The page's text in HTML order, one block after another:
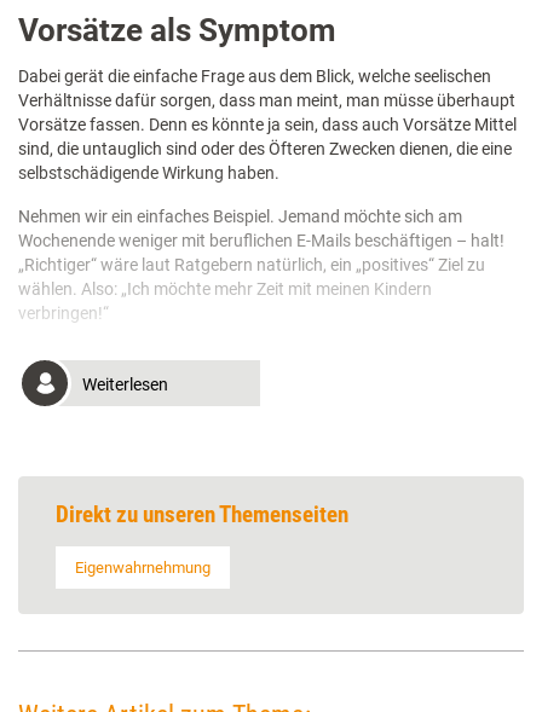
Vorsätze als Symptom
Dabei gerät die einfache Frage aus dem Blick, welche seelischen
Verhältnisse dafür sorgen, dass man meint, man müsse überhaupt
Vorsätze fassen. Denn es könnte ja sein, dass auch Vorsätze Mittel
sind, die untauglich sind oder des Öfteren Zwecken dienen, die eine
selbstschädigende Wirkung haben.
Nehmen wir ein einfaches Beispiel. Jemand möchte sich am
Wochenende weniger mit beruflichen E-Mails beschäftigen – halt!
„Richtiger“ wäre laut Ratgebern natürlich, ein „positives“ Ziel zu
wählen. Also: „Ich möchte mehr Zeit mit meinen Kindern
verbringen!“
Weiterlesen
Direkt zu unseren Themenseiten
Eigenwahrnehmung